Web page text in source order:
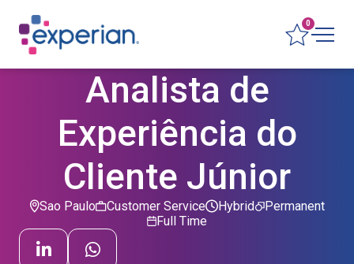
0
Analista de
Experiência do
Cliente Júnior
Sao Paulo Customer Service Permanent
Hybrid
Full Time